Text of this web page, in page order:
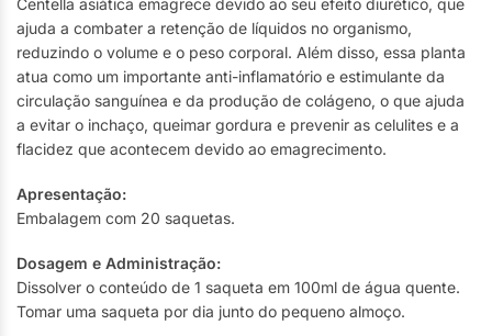
ajuda a combater a retenção de líquidos no organismo,
reduzindo o volume e o peso corporal. Além disso, essa planta
atua como um importante anti-inflamatório e estimulante da
circulação sanguínea e da produção de colágeno, o que ajuda
a evitar o inchaço, queimar gordura e prevenir as celulites e a
flacidez que acontecem devido ao emagrecimento.
Apresentação:
Embalagem com 20 saquetas.
Dosagem e Administração:
Dissolver o conteúdo de 1 saqueta em 100ml de água quente.
Tomar uma saqueta por dia junto do pequeno almoço.